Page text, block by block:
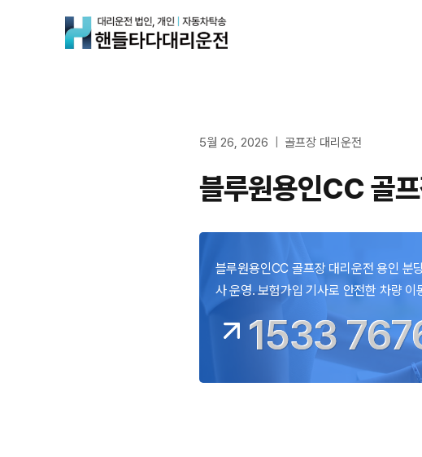
5월 26, 2026 골프장 대리운전
블루원용인CC 골
블루원용인CC 골프장 대리운전 용인 분
사 운영. 보험가입 기사로 안전한 차량
1533